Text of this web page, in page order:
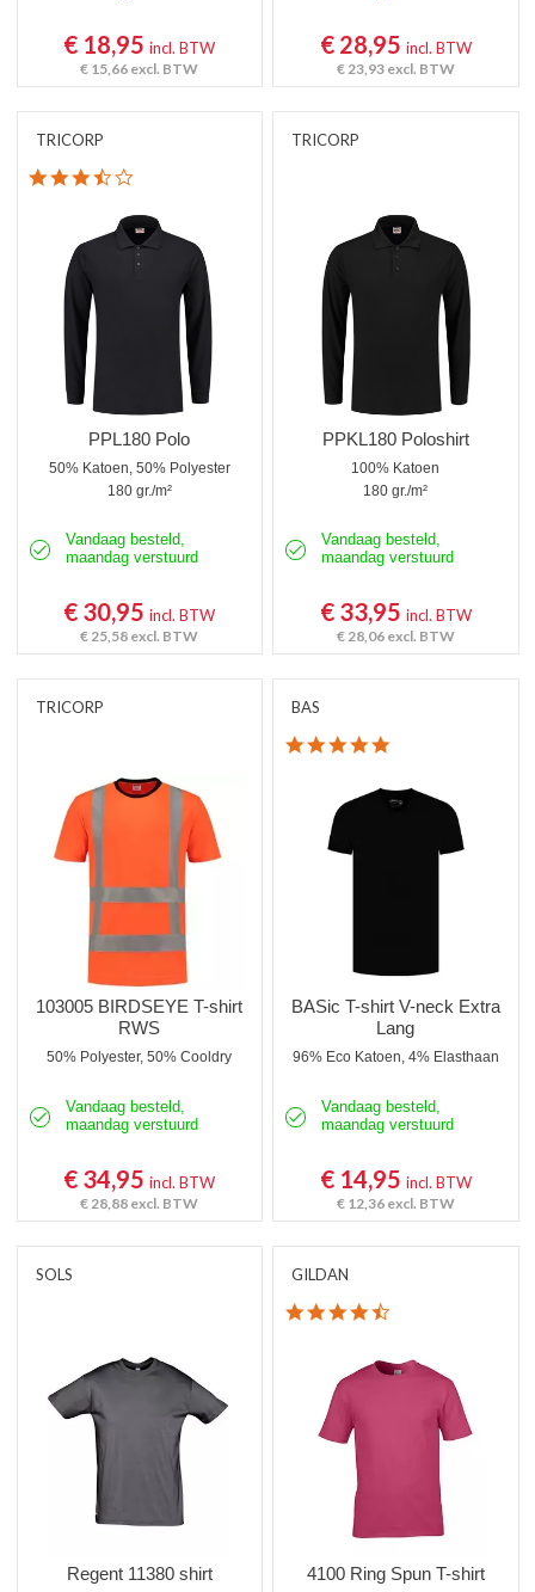
€ 18,95incl. BTW
€ 15,66 excl. BTW
€ 28,95 incl. BTW
€ 23,93 excl. BTW
TRICORP
3.6 star rating
PPL180 Polo
50% Katoen, 50% Polyester
180 gr./m²
Vandaag besteld,
maandag verstuurd
€ 30,95incl. BTW
€ 25,58 excl. BTW
TRICORP
PPKL180 Poloshirt
100% Katoen
180 gr./m²
Vandaag besteld,
maandag verstuurd
€ 33,95 incl. BTW
€ 28,06 excl. BTW
TRICORP
103005 BIRDSEYE T-shirt
RWS
50% Polyester, 50% Cooldry
Vandaag besteld,
maandag verstuurd
€ 34,95incl. BTW
€ 28,88 excl. BTW
BAS
4.8 star rating
BASic T-shirt V-neck Extra
Lang
96% Eco Katoen, 4% Elasthaan
Vandaag besteld,
maandag verstuurd
€ 14,95 incl. BTW
€ 12,36 excl. BTW
SOLS
Regent 11380 shirt
GILDAN
4100 Ring Spun T-shirt